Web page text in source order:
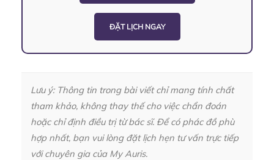
ĐẶT LỊCH NGAY
Lưu ý: Thông tin trong bài viết chỉ mang tính chất
tham khảo, không thay thế cho việc chẩn đoán
hoặc chỉ định điều trị từ bác sĩ. Để có phác đồ phù
hợp nhất, bạn vui lòng đặt lịch hẹn tư vấn trực tiếp
với chuyên gia của My Auris.